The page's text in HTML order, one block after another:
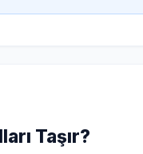
Taşır?